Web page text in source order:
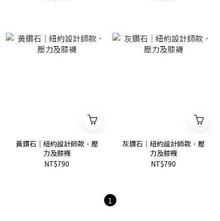
黃鑽石｜紐約設計師款．壓
力及膝襪
NT$790
灰鑽石｜紐約設計師款．壓
力及膝襪
NT$790
1